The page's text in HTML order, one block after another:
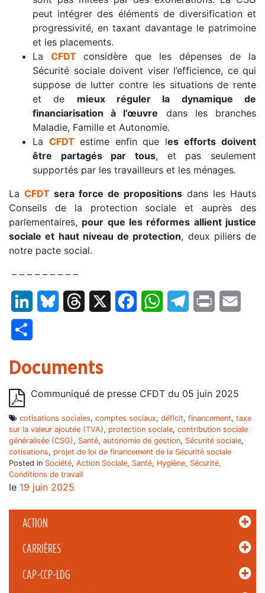
ACTION
CARRIÈRES
CAP-CCP-LDG
peut intégrer des éléments de diversification et
progressivité, en taxant davantage le patrimoine
et les placements.
La CFDT considère que les dépenses de la
Sécurité sociale doivent viser l’efficience, ce qui
suppose de lutter contre les situations de rente
et de mieux réguler la dynamique de
financiarisation à l’œuvre dans les branches
Maladie, Famille et Autonomie.
La CFDT estime enfin que les efforts doivent
être partagés par tous, et pas seulement
supportés par les travailleurs et les ménages.
La CFDT sera force de propositions dans les Hauts
Conseils de la protection sociale et auprès des
parlementaires, pour que les réformes allient justice
sociale et haut niveau de protection, deux piliers de
notre pacte social.
– – – – – – – – –
LinkedInBluesky Threads FacebookWhatsAppTelegram
Print
Documents
Communiqué de presse CFDT du 05 juin 2025
cotisations sociales, comptes sociaux, déficit, financement, taxe
sur la valeur ajoutée (TVA), protection sociale, contribution sociale
généralisée (CSG), Santé, autonomie de gestion, Sécurité sociale,
cotisations, projet de loi de financement de la Sécurité sociale
Posted in Société, Action Sociale, Santé, Hygiène, Sécurité,
Conditions de travail
le 19 juin 2025